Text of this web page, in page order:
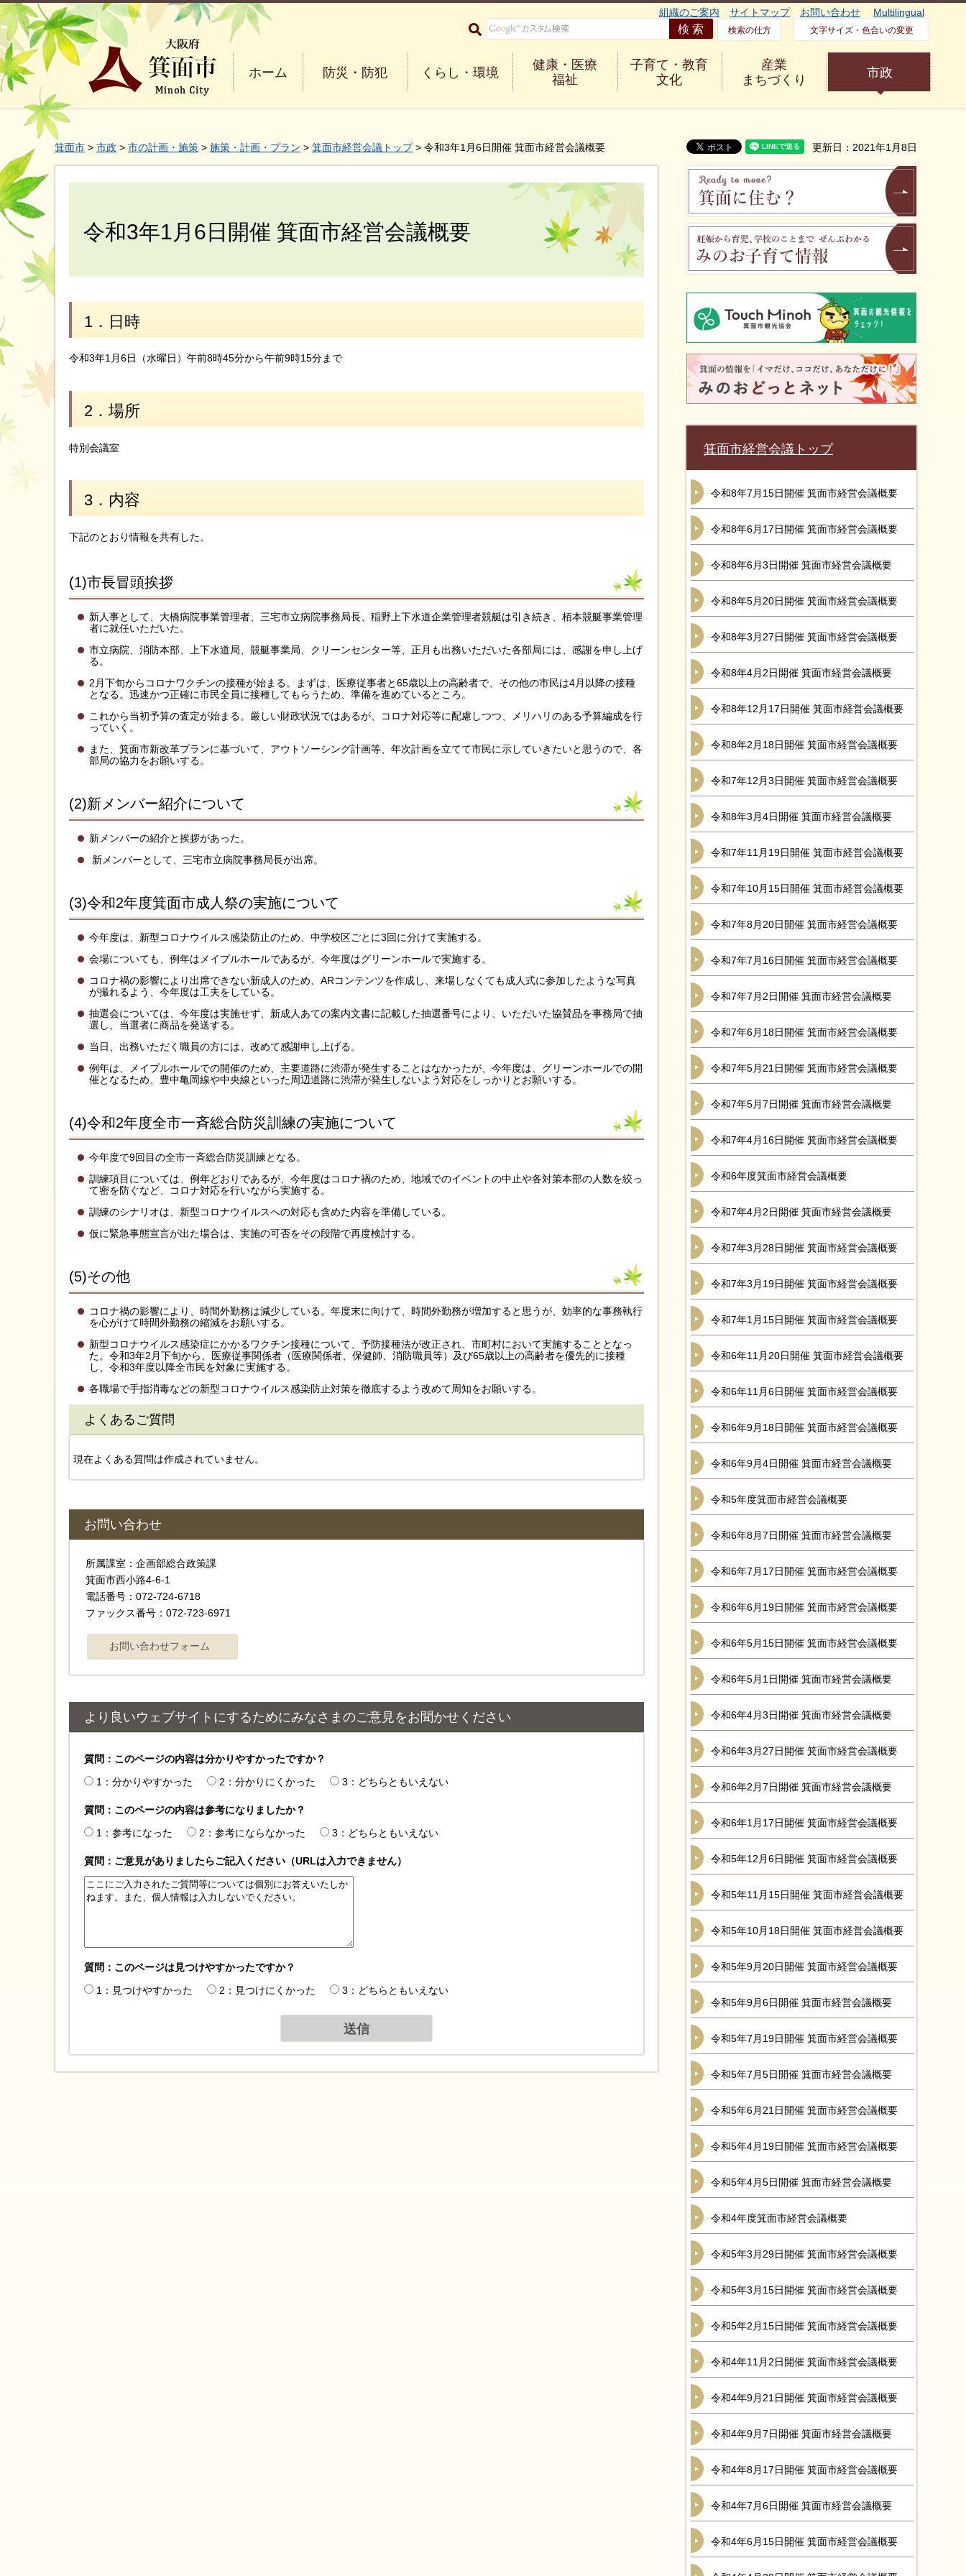
大阪府箕面市 Minoh City
組織のご案内 サイトマップ お問い合わせ Multilingual
検索の仕方 文字サイズ・色合いの変更
ホーム 防災・防犯 くらし・環境
健康・医療
福祉
子育て・教育
文化
産業
まちづくり
市政
箕面市 > 市政 > 市の計画・施策 > 施策・計画・プラン > 箕面市経営会議トップ> 令和3年1月6日開催 箕面市経営会議概要 更新日：2021年1月8日
令和3年1月6日開催 箕面市経営会議概要
1．日時
令和3年1月6日（水曜日）午前8時45分から午前9時15分まで
2．場所
特別会議室
3．内容
下記のとおり情報を共有した。
(1)市長冒頭挨拶
新人事として、大橋病院事業管理者、三宅市立病院事務局長、稲野上下水道企業管理者競艇は引き続き、栢本競艇事業管理
者に就任いただいた。
市立病院、消防本部、上下水道局、競艇事業局、クリーンセンター等、正月も出務いただいた各部局には、感謝を申し上げ
る。
2月下旬からコロナワクチンの接種が始まる。まずは、医療従事者と65歳以上の高齢者で、その他の市民は4月以降の接種
となる。迅速かつ正確に市民全員に接種してもらうため、準備を進めているところ。
これから当初予算の査定が始まる。厳しい財政状況ではあるが、コロナ対応等に配慮しつつ、メリハリのある予算編成を行
っていく。
また、箕面市新改革プランに基づいて、アウトソーシング計画等、年次計画を立てて市民に示していきたいと思うので、各
部局の協力をお願いする。
(2)新メンバー紹介について
新メンバーの紹介と挨拶があった。
新メンバーとして、三宅市立病院事務局長が出席。
(3)令和2年度箕面市成人祭の実施について
今年度は、新型コロナウイルス感染防止のため、中学校区ごとに3回に分けて実施する。
会場についても、例年はメイプルホールであるが、今年度はグリーンホールで実施する。
コロナ禍の影響により出席できない新成人のため、ARコンテンツを作成し、来場しなくても成人式に参加したような写真
が撮れるよう、今年度は工夫をしている。
抽選会については、今年度は実施せず、新成人あての案内文書に記載した抽選番号により、いただいた協賛品を事務局で抽
選し、当選者に商品を発送する。
当日、出務いただく職員の方には、改めて感謝申し上げる。
例年は、メイプルホールでの開催のため、主要道路に渋滞が発生することはなかったが、今年度は、グリーンホールでの開
催となるため、豊中亀岡線や中央線といった周辺道路に渋滞が発生しないよう対応をしっかりとお願いする。
(4)令和2年度全市一斉総合防災訓練の実施について
今年度で9回目の全市一斉総合防災訓練となる。
訓練項目については、例年どおりであるが、今年度はコロナ禍のため、地域でのイベントの中止や各対策本部の人数を絞っ
て密を防ぐなど、コロナ対応を行いながら実施する。
訓練のシナリオは、新型コロナウイルスへの対応も含めた内容を準備している。
仮に緊急事態宣言が出た場合は、実施の可否をその段階で再度検討する。
(5)その他
コロナ禍の影響により、時間外勤務は減少している。年度末に向けて、時間外勤務が増加すると思うが、効率的な事務執行
を心がけて時間外勤務の縮減をお願いする。
新型コロナウイルス感染症にかかるワクチン接種について、予防接種法が改正され、市町村において実施することとなっ
た。令和3年2月下旬から、医療従事関係者（医療関係者、保健師、消防職員等）及び65歳以上の高齢者を優先的に接種
し、令和3年度以降全市民を対象に実施する。
各職場で手指消毒などの新型コロナウイルス感染防止対策を徹底するよう改めて周知をお願いする。
よくあるご質問
現在よくある質問は作成されていません。
お問い合わせ
所属課室：企画部総合政策課
箕面市西小路4‐6‐1
電話番号：072-724-6718
ファックス番号：072-723-6971
より良いウェブサイトにするためにみなさまのご意見をお聞かせください
質問：このページの内容は分かりやすかったですか？
1：分かりやすかった
2：分かりにくかった 3：どちらともいえない
質問：このページの内容は参考になりましたか？
1：参考になった
2：参考にならなかった 3：どちらともいえない
質問：ご意見がありましたらご記入ください（URLは入力できません）
質問：このページは見つけやすかったですか？
1：見つけやすかった
2：見つけにくかった 3：どちらともいえない
箕面市経営会議トップ
令和8年7月15日開催 箕面市経営会議概要
令和8年6月17日開催 箕面市経営会議概要
令和8年6月3日開催 箕面市経営会議概要
令和8年5月20日開催 箕面市経営会議概要
令和8年3月27日開催 箕面市経営会議概要
令和8年4月2日開催 箕面市経営会議概要
令和8年12月17日開催 箕面市経営会議概要
令和8年2月18日開催 箕面市経営会議概要
令和7年12月3日開催 箕面市経営会議概要
令和8年3月4日開催 箕面市経営会議概要
令和7年11月19日開催 箕面市経営会議概要
令和7年10月15日開催 箕面市経営会議概要
令和7年8月20日開催 箕面市経営会議概要
令和7年7月16日開催 箕面市経営会議概要
令和7年7月2日開催 箕面市経営会議概要
令和7年6月18日開催 箕面市経営会議概要
令和7年5月21日開催 箕面市経営会議概要
令和7年5月7日開催 箕面市経営会議概要
令和7年4月16日開催 箕面市経営会議概要
令和6年度箕面市経営会議概要
令和7年4月2日開催 箕面市経営会議概要
令和7年3月28日開催 箕面市経営会議概要
令和7年3月19日開催 箕面市経営会議概要
令和7年1月15日開催 箕面市経営会議概要
令和6年11月20日開催 箕面市経営会議概要
令和6年11月6日開催 箕面市経営会議概要
令和6年9月18日開催 箕面市経営会議概要
令和6年9月4日開催 箕面市経営会議概要
令和5年度箕面市経営会議概要
令和6年8月7日開催 箕面市経営会議概要
令和6年7月17日開催 箕面市経営会議概要
令和6年6月19日開催 箕面市経営会議概要
令和6年5月15日開催 箕面市経営会議概要
令和6年5月1日開催 箕面市経営会議概要
令和6年4月3日開催 箕面市経営会議概要
令和6年3月27日開催 箕面市経営会議概要
令和6年2月7日開催 箕面市経営会議概要
令和6年1月17日開催 箕面市経営会議概要
令和5年12月6日開催 箕面市経営会議概要
令和5年11月15日開催 箕面市経営会議概要
令和5年10月18日開催 箕面市経営会議概要
令和5年9月20日開催 箕面市経営会議概要
令和5年9月6日開催 箕面市経営会議概要
令和5年7月19日開催 箕面市経営会議概要
令和5年7月5日開催 箕面市経営会議概要
令和5年6月21日開催 箕面市経営会議概要
令和5年4月19日開催 箕面市経営会議概要
令和5年4月5日開催 箕面市経営会議概要
令和4年度箕面市経営会議概要
令和5年3月29日開催 箕面市経営会議概要
令和5年3月15日開催 箕面市経営会議概要
令和5年2月15日開催 箕面市経営会議概要
令和4年11月2日開催 箕面市経営会議概要
令和4年9月21日開催 箕面市経営会議概要
令和4年9月7日開催 箕面市経営会議概要
令和4年8月17日開催 箕面市経営会議概要
令和4年7月6日開催 箕面市経営会議概要
令和4年6月15日開催 箕面市経営会議概要